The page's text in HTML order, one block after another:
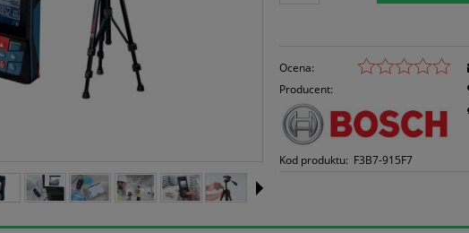
Ocena:
Producent:
Kod produktu: F3B7-915F7